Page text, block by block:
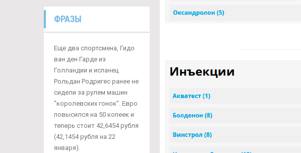
ФРАЗЫ
Еще два спортсмена, Гидо
ван ден Гарде из
Голландии и испанец
Рольдан Родригес ранее не
сидели за рулем машин
"королевских гонок". Евро
повысился на 50 копеек и
теперь стоит 42,6454 рубля
(42,1454 рубля на 22
января).